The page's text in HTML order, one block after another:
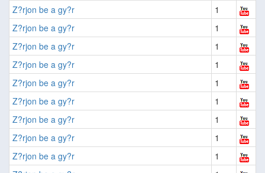
Z?rjon be a gy?r
1
Z?rjon be a gy?r
1
Z?rjon be a gy?r
1
Z?rjon be a gy?r
1
Z?rjon be a gy?r
1
Z?rjon be a gy?r
1
Z?rjon be a gy?r
1
Z?rjon be a gy?r
1
Z?rjon be a gy?r
1